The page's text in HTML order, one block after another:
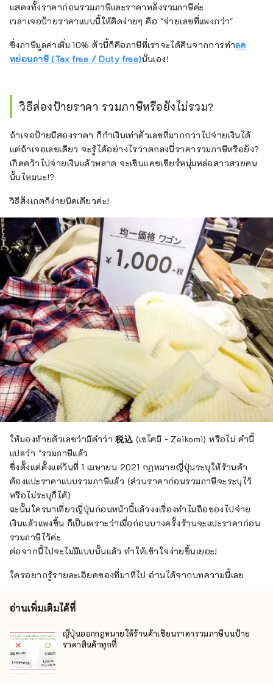
แสดงทั้งราคาก่อนรวมภาษีและราคาหลังรวมภาษีค่ะ
เวลาเจอป้ายราคาแบบนี้ให้คิดง่ายๆ คือ "จ่ายเลขที่แพงกว่า"
ซึ่งภาษีมูลค่าเพิ่ม 10% ตัวนี้ก็คือภาษีที่เราจะได้คืนจากการทำลด
หย่อนภาษี (Tax free / Duty free)นั่นเอง!
วิธีส่องป้ายราคา รวมภาษีหรือยังไม่รวม?
ถ้าเจอป้ายมีสองราคา ก็กำเงินเท่าตัวเลขที่มากกว่าไปจ่ายเงินได้
แต่ถ้าเจอเลขเดียว จะรู้ได้อย่างไรว่าตกลงนี่ราคารวมภาษีหรือยัง?
เกิดคว้าไปจ่ายเงินแล้วพลาด จะเขินแคชเชียร์หนุ่มหล่อสาวสวยคน
นั้นไหมนะ!?
วิธีสังเกตก็ง่ายนิดเดียวค่ะ!
ให้มองท้ายตัวเลขว่ามีคำว่า税込 (เซโคมิ - Zeikomi) หรือไม่ คำนี้
แปลว่า "รวมภาษีแล้ว
ซึ่งตั้งแต่ตั้งแต่วันที่ 1 เมษายน 2021 กฏหมายญี่ปุ่นระบุให้ร้านค้า
ต้องแปะราคาแบบรวมภาษีแล้ว (ส่วนราคาก่อนรวมภาษีจะระบุไว้
หรือไม่ระบุก็ได้)
ฉะนั้นใครมาเที่ยวญี่ปุ่นก่อนหน้านี้แล้วงงเรื่องทำไมถือของไปจ่าย
เงินแล้วแพงขึ้น ก็เป็นเพราะว่าเมื่อก่อนบางครั้งร้านจะแปะราคาก่อน
รวมภาษีไว้ค่ะ
ต่อจากนี้ไปจะไม่มีแบบนั้นแล้ว ทำให้เข้าใจง่ายขึ้นเยอะ!
ใครอยากรู้รายละเอียดของที่มาที่ไป อ่านได้จากบทความนี้เลย
อ่านเพิ่มเติมได้ที่
ญี่ปุ่นออกกฎหมายให้ร้านค้าเขียนราคารวมภาษีบนป้าย
ราคาสินค้าทุกที่